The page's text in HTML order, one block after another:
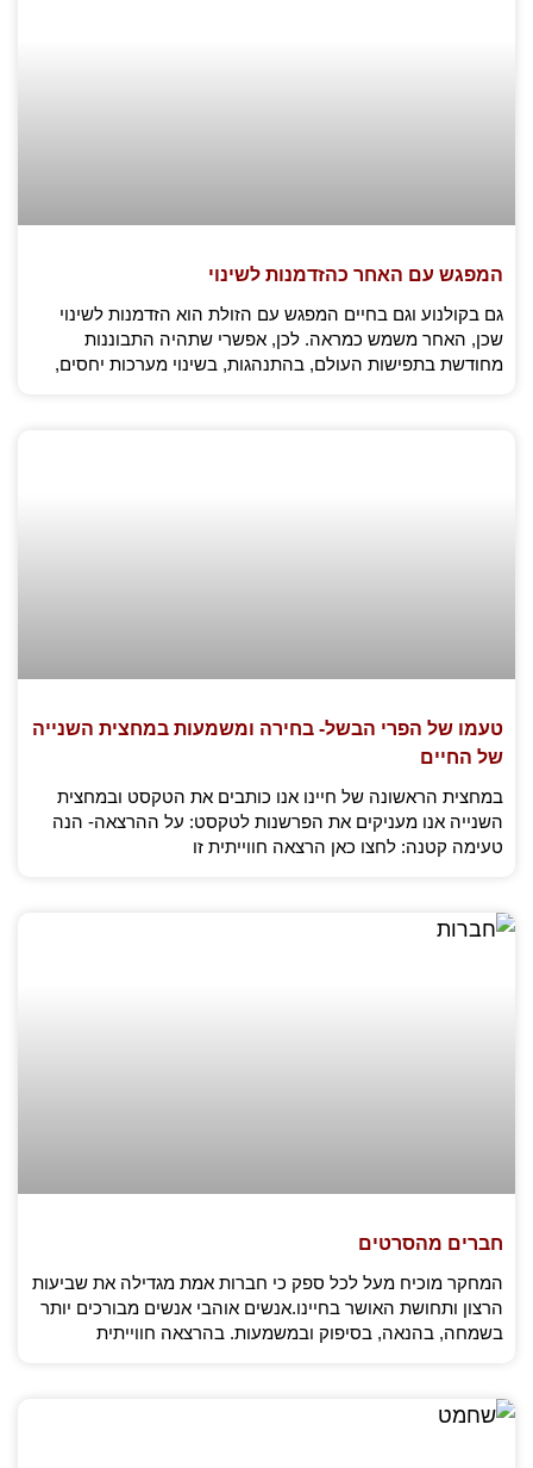
המפגש עם האחר כהזדמנות לשינוי
גם בקולנוע וגם בחיים המפגש עם הזולת הוא הזדמנות לשינוי
שכן, האחר משמש כמראה. לכן, אפשרי שתהיה התבוננות
מחודשת בתפישות העולם, בהתנהגות, בשינוי מערכות יחסים,
טעמו של הפרי הבשל- בחירה ומשמעות במחצית השנייה
של החיים
במחצית הראשונה של חיינו אנו כותבים את הטקסט ובמחצית
השנייה אנו מעניקים את הפרשנות לטקסט: על ההרצאה- הנה
טעימה קטנה: לחצו כאן הרצאה חווייתית זו
חברים מהסרטים
המחקר מוכיח מעל לכל ספק כי חברות אמת מגדילה את שביעות
הרצון ותחושת האושר בחיינו.אנשים אוהבי אנשים מבורכים יותר
בשמחה, בהנאה, בסיפוק ובמשמעות. בהרצאה חווייתית